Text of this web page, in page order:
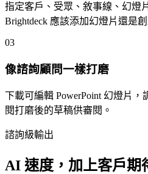
指定客戶、受眾、敘事線、幻燈
Brightdeck 應該添加幻燈片還是
03
像諮詢顧問一樣打磨
下載可編輯 PowerPoint 幻燈片
閱打磨後的草稿供審閱。
諮詢級輸出
AI 速度，加上客戶期